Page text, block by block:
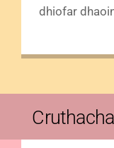
dhiofar